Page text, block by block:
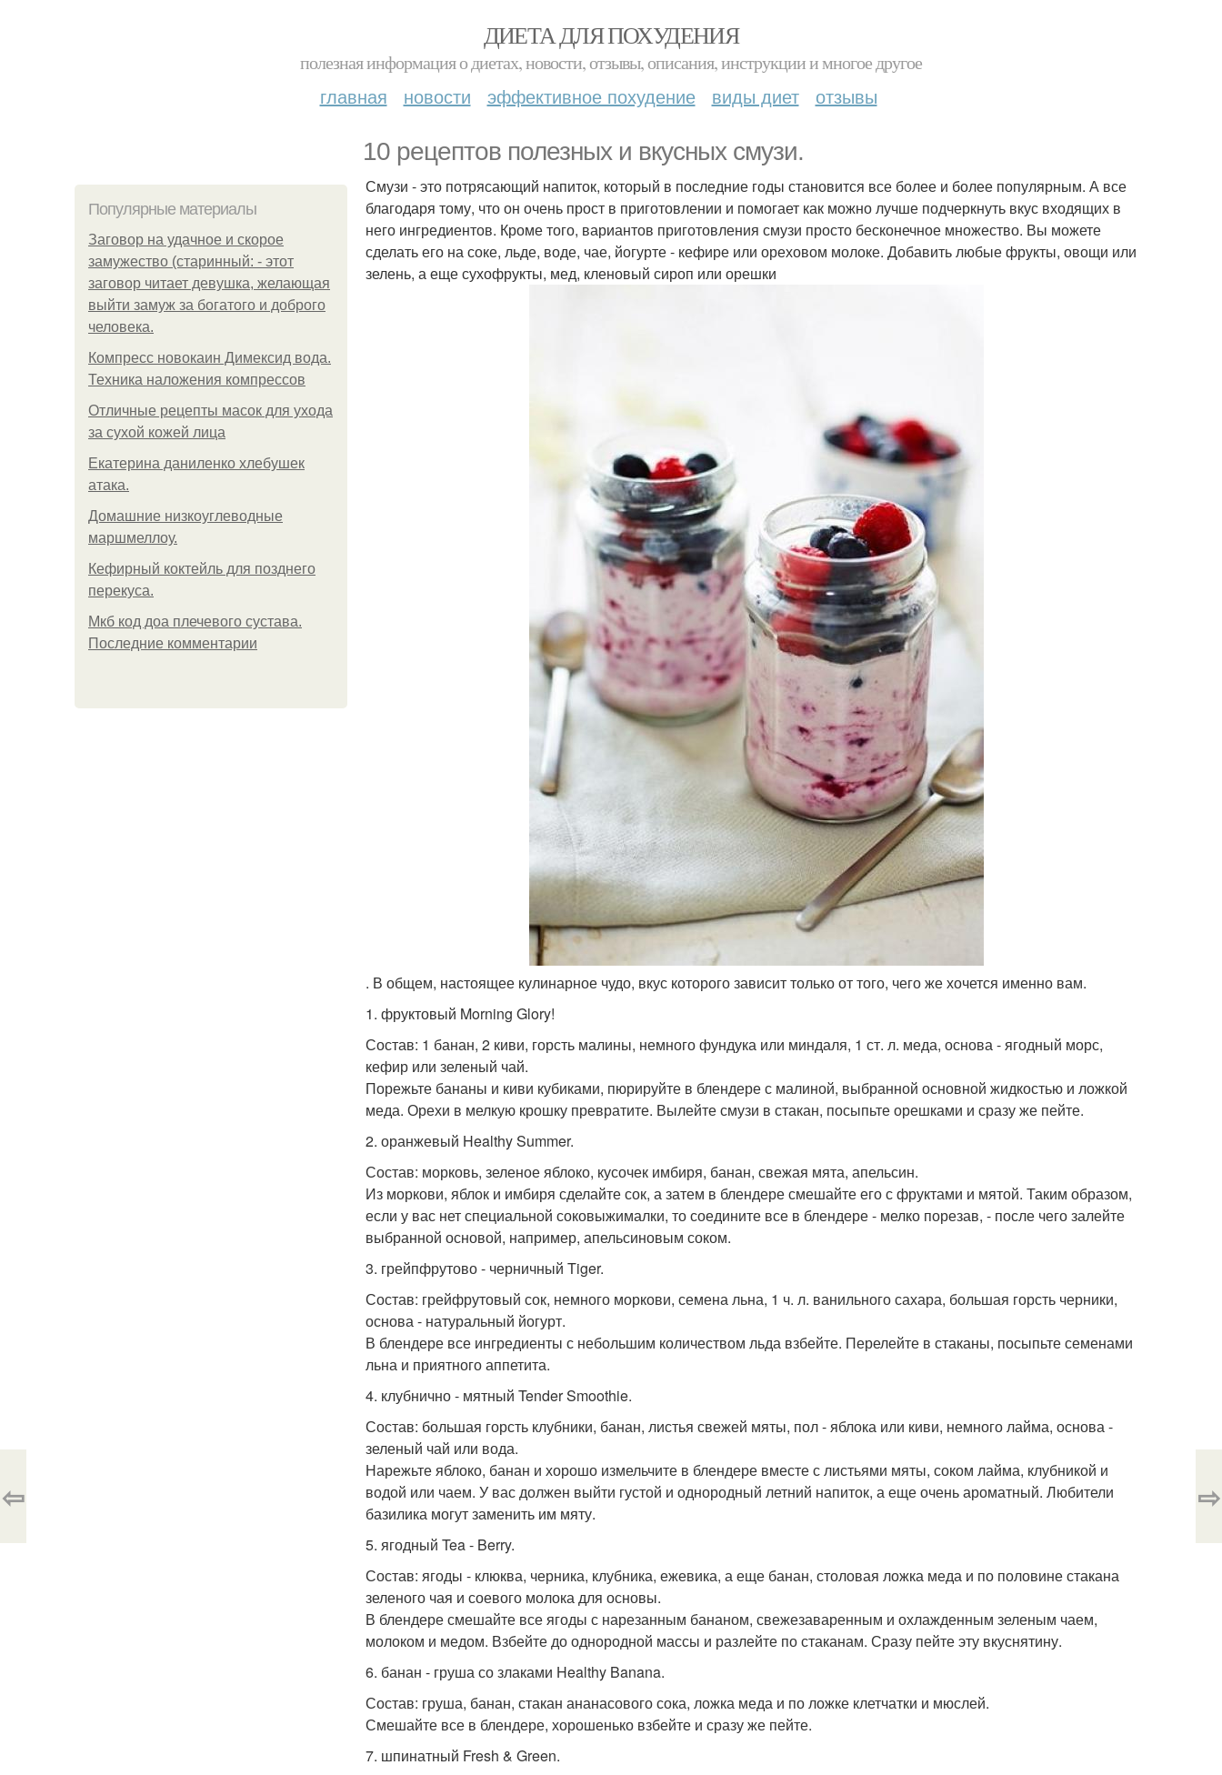
ДИЕТА ДЛЯ ПОХУДЕНИЯ
полезная информация о диетах, новости, отзывы, описания, инструкции и многое другое
главная новости эффективное похудение виды диет отзывы
10 рецептов полезных и вкусных смузи.
Популярные материалы
Заговор на удачное и скорое
замужество (старинный: - этот
заговор читает девушка, желающая
выйти замуж за богатого и доброго
человека.
Компресс новокаин Димексид вода.
Техника наложения компрессов
Отличные рецепты масок для ухода
за сухой кожей лица
Екатерина даниленко хлебушек
атака.
Домашние низкоуглеводные
маршмеллоу.
Кефирный коктейль для позднего
перекуса.
Мкб код доа плечевого сустава.
Последние комментарии
Смузи - это потрясающий напиток, который в последние годы становится все более и более популярным. А все
благодаря тому, что он очень прост в приготовлении и помогает как можно лучше подчеркнуть вкус входящих в
него ингредиентов. Кроме того, вариантов приготовления смузи просто бесконечное множество. Вы можете
сделать его на соке, льде, воде, чае, йогурте - кефире или ореховом молоке. Добавить любые фрукты, овощи или
зелень, а еще сухофрукты, мед, кленовый сироп или орешки
. В общем, настоящее кулинарное чудо, вкус которого зависит только от того, чего же хочется именно вам.
1. фруктовый Morning Glory!
Состав: 1 банан, 2 киви, горсть малины, немного фундука или миндаля, 1 ст. л. меда, основа - ягодный морс,
кефир или зеленый чай.
Порежьте бананы и киви кубиками, пюрируйте в блендере с малиной, выбранной основной жидкостью и ложкой
меда. Орехи в мелкую крошку превратите. Вылейте смузи в стакан, посыпьте орешками и сразу же пейте.
2. оранжевый Healthy Summer.
Состав: морковь, зеленое яблоко, кусочек имбиря, банан, свежая мята, апельсин.
Из моркови, яблок и имбиря сделайте сок, а затем в блендере смешайте его с фруктами и мятой. Таким образом,
если у вас нет специальной соковыжималки, то соедините все в блендере - мелко порезав, - после чего залейте
выбранной основой, например, апельсиновым соком.
3. грейпфрутово - черничный Tiger.
Состав: грейфрутовый сок, немного моркови, семена льна, 1 ч. л. ванильного сахара, большая горсть черники,
основа - натуральный йогурт.
В блендере все ингредиенты с небольшим количеством льда взбейте. Перелейте в стаканы, посыпьте семенами
льна и приятного аппетита.
4. клубнично - мятный Tender Smoothie.
Состав: большая горсть клубники, банан, листья свежей мяты, пол - яблока или киви, немного лайма, основа -
зеленый чай или вода.
Нарежьте яблоко, банан и хорошо измельчите в блендере вместе с листьями мяты, соком лайма, клубникой и
водой или чаем. У вас должен выйти густой и однородный летний напиток, а еще очень ароматный. Любители
базилика могут заменить им мяту.
5. ягодный Tea - Berry.
Состав: ягоды - клюква, черника, клубника, ежевика, а еще банан, столовая ложка меда и по половине стакана
зеленого чая и соевого молока для основы.
В блендере смешайте все ягоды с нарезанным бананом, свежезаваренным и охлажденным зеленым чаем,
молоком и медом. Взбейте до однородной массы и разлейте по стаканам. Сразу пейте эту вкуснятину.
6. банан - груша со злаками Healthy Banana.
Состав: груша, банан, стакан ананасового сока, ложка меда и по ложке клетчатки и мюслей.
Смешайте все в блендере, хорошенько взбейте и сразу же пейте.
7. шпинатный Fresh & Green.
⇦ ⇨